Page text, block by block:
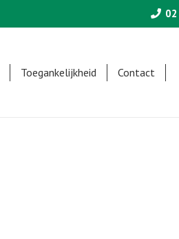
Toegankelijkheid Contact